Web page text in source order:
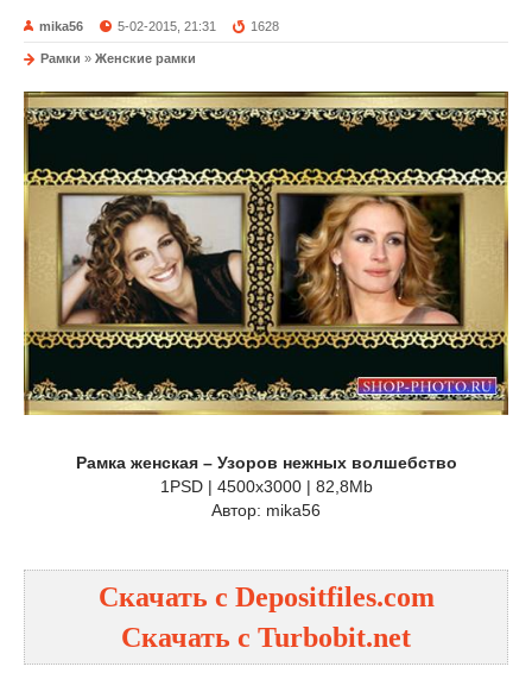
mika56 5-02-2015, 21:31 1628
Рамки » Женские рамки
Рамка женская – Узоров нежных волшебство
1PSD | 4500х3000 | 82,8Mb
Автор: mika56
Скачать с Depositfiles.com
Скачать с Turbobit.net